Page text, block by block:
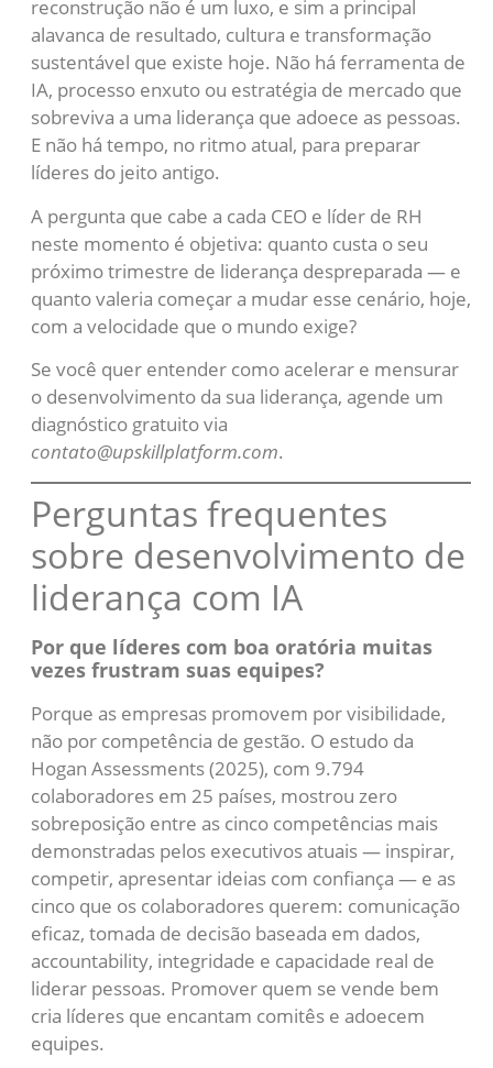
reconstrução não é um luxo, e sim a principal
alavanca de resultado, cultura e transformação
sustentável que existe hoje. Não há ferramenta de
IA, processo enxuto ou estratégia de mercado que
sobreviva a uma liderança que adoece as pessoas.
E não há tempo, no ritmo atual, para preparar
líderes do jeito antigo.
A pergunta que cabe a cada CEO e líder de RH
neste momento é objetiva: quanto custa o seu
próximo trimestre de liderança despreparada — e
quanto valeria começar a mudar esse cenário, hoje,
com a velocidade que o mundo exige?
Se você quer entender como acelerar e mensurar
o desenvolvimento da sua liderança, agende um
diagnóstico gratuito via
contato@upskillplatform.com.
Perguntas frequentes
sobre desenvolvimento de
liderança com IA
Por que líderes com boa oratória muitas
vezes frustram suas equipes?
Porque as empresas promovem por visibilidade,
não por competência de gestão. O estudo da
Hogan Assessments (2025), com 9.794
colaboradores em 25 países, mostrou zero
sobreposição entre as cinco competências mais
demonstradas pelos executivos atuais — inspirar,
competir, apresentar ideias com confiança — e as
cinco que os colaboradores querem: comunicação
eficaz, tomada de decisão baseada em dados,
accountability, integridade e capacidade real de
liderar pessoas. Promover quem se vende bem
cria líderes que encantam comitês e adoecem
equipes.